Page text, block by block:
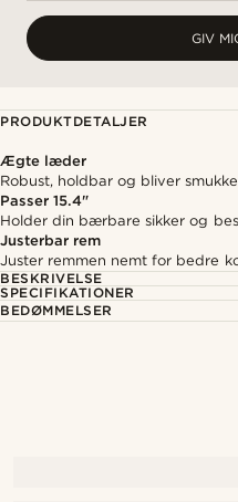
GIV
PRODUKTDETALJER
Ægte læder
Robust, holdbar og bliver
Passer 15.4"
Holder din bærbare sikker og
Justerbar rem
Juster remmen nemt for bedre
BESKRIVELSE
SPECIFIKATIONER
BEDØMMELSER